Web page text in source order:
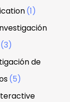
(1)
(3)
de
(5)